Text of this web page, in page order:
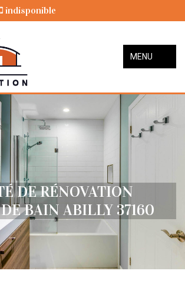
indisponible
MENU
DE RÉNOVATION
BAIN ABILLY 37160